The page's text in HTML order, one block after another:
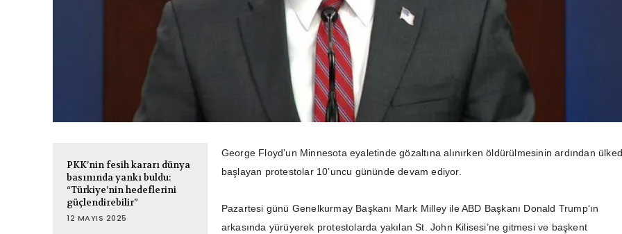
PKK’nin fesih kararı dünya
basınında yankı buldu:
“Türkiye’nin hedeflerini
güçlendirebilir”
12 MAYIS 2025
George Floyd’un Minnesota eyaletinde gözaltına alınırken öldürülmesinin ardından
başlayan protestolar 10’uncu gününde devam ediyor.
Pazartesi günü Genelkurmay Başkanı Mark Milley ile ABD Başkanı Donald Trump’ın
arkasında yürüyerek protestolarda yakılan St. John Kilisesi’ne gitmesi ve başkent